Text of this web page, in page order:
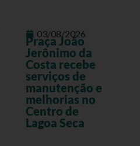
03/08/2026
Praça João
Jerônimo da
Costa recebe
serviços de
manutenção e
melhorias no
Centro de
Lagoa Seca